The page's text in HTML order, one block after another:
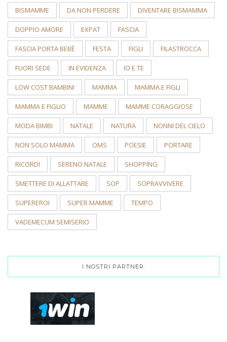
BISMAMME DA NON PERDERE DIVENTARE BISMAMMA
DOPPIO AMORE EXPAT FASCIA
FASCIA PORTA BEBÈ FESTA FIGLI FILASTROCCA
FUORI SEDE IN EVIDENZA IO E TE
LOW COST BAMBINI MAMMA MAMMA E FIGLI
MAMMA E FIGLIO MAMME MAMME CORAGGIOSE
MODA BIMBI NATALE NATURA NONNI DEL CIELO
NON SOLO MAMMA OMS POESIE PORTARE
RICORDI SERENO NATALE SHOPPING
SMETTERE DI ALLATTARE SOP SOPRAVVIVERE
SUPEREROI SUPER MAMME TEMPO
VADEMECUM SEMISERIO
I NOSTRI PARTNER: